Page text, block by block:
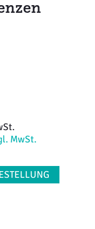
MwSt.